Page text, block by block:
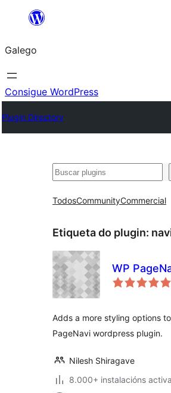
Saltar
contido
Galego
Consigue WordPress
Plugin Directory
Buscar
TodosCommunityCommercial
Etiqueta do plugin:
WP
Adds a more styling options
PageNavi wordpress plugin.
Nilesh Shiragave
8.000+ instalacións